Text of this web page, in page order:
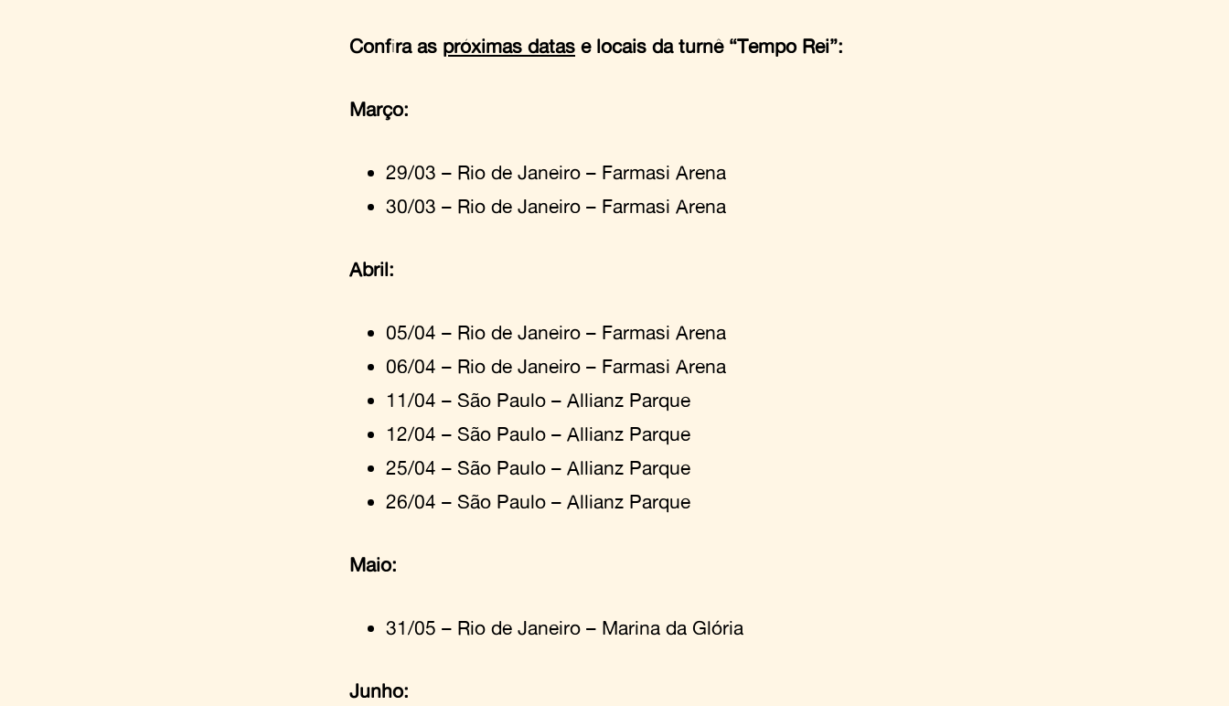
Confira as próximas datas e locais da turnê “Tempo Rei”:
Março:
29/03 – Rio de Janeiro – Farmasi Arena
30/03 – Rio de Janeiro – Farmasi Arena
Abril:
05/04 – Rio de Janeiro – Farmasi Arena
06/04 – Rio de Janeiro – Farmasi Arena
11/04 – São Paulo – Allianz Parque
12/04 – São Paulo – Allianz Parque
25/04 – São Paulo – Allianz Parque
26/04 – São Paulo – Allianz Parque
Maio:
31/05 – Rio de Janeiro – Marina da Glória
Junho: